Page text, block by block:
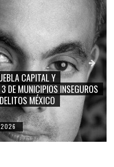
SERGIO MAYER,
CUAUHTÉMOC
TRIVIALIZACIÓN Y
CIUDADANA
2026